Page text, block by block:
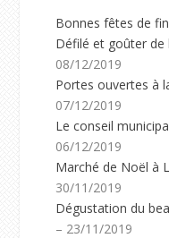
Bonnes fêtes de
Défilé et goûter de
08/12/2019
Portes ouvertes à
07/12/2019
Le conseil
06/12/2019
Marché de Noël à
30/11/2019
Dégustation du
– 23/11/2019